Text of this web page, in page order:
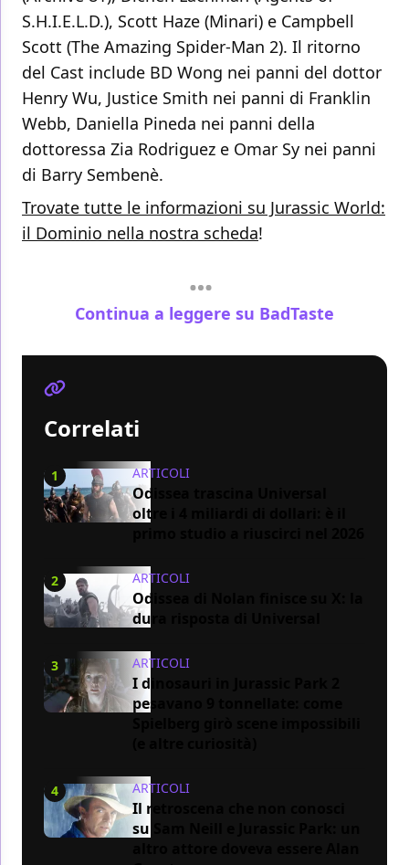
S.H.I.E.L.D.), Scott Haze (Minari) e Campbell
Scott (The Amazing Spider-Man 2). Il ritorno
del Cast include BD Wong nei panni del dottor
Henry Wu, Justice Smith nei panni di Franklin
Webb, Daniella Pineda nei panni della
dottoressa Zia Rodriguez e Omar Sy nei panni
di Barry Sembenè.
Trovate tutte le informazioni su Jurassic World:
il Dominio nella nostra scheda!
Continua a leggere su BadTaste
Correlati
1 ARTICOLI
Odissea trascina Universal
oltre i 4 miliardi di dollari: è il
2 ARTICOLI
Odissea di Nolan finisce su X: la
dura risposta di Universal
3 ARTICOLI
I dinosauri in Jurassic Park 2
pesavano 9 tonnellate: come
4 ARTICOLI
Il retroscena che non conosci
su Sam Neill e Jurassic Park: un